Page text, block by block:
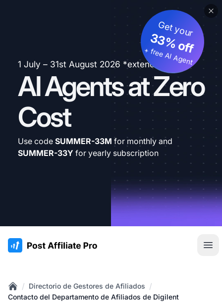
1 July – 31st August 2026 *extended
AI Agents at Zero
Cost
Get your
33% off
+ free AI Agent
Use code SUMMER-33M for monthly and
SUMMER-33Y for yearly subscription
:site.title
Home
/ Directorio de Gestores de Afiliados /
Contacto del Departamento de Afiliados de Digilent